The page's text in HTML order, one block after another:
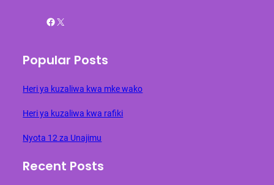
Facebook X
Popular Posts
Heri ya kuzaliwa kwa mke wako
Heri ya kuzaliwa kwa rafiki
Nyota 12 za Unajimu
Recent Posts